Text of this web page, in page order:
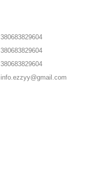
380683829604
380683829604
380683829604
info.ezzyy@gmail.com